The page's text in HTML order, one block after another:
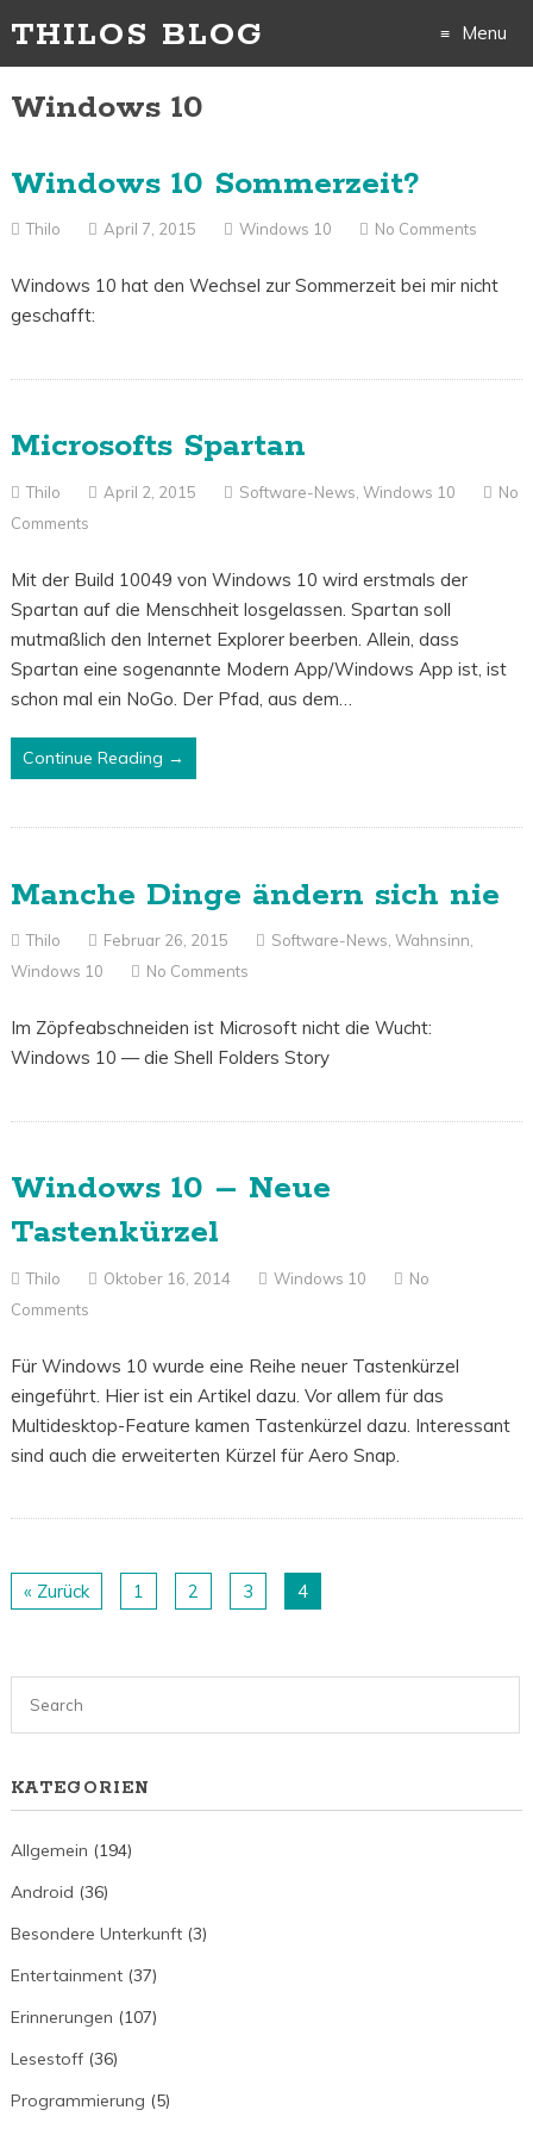
THILOS BLOG Menu
Windows 10
Windows 10 Sommerzeit?
Thilo April 7, 2015 Windows 10 No Comments
Windows 10 hat den Wechsel zur Sommerzeit bei mir nicht
geschafft:
Microsofts Spartan
Thilo April 2, 2015 Software-News Windows 10
No
Comments
Mit der Build 10049 von Windows 10 wird erstmals der
Spartan auf die Menschheit losgelassen. Spartan soll
mutmaßlich den Internet Explorer beerben. Allein, dass
Spartan eine sogenannte Modern App/Windows App ist, ist
schon mal ein NoGo. Der Pfad, aus dem…
Continue Reading →
Manche Dinge ändern sich nie
Thilo Februar 26, 2015 Software-News, Wahnsinn,
Windows 10
No Comments
Im Zöpfeabschneiden ist Microsoft nicht die Wucht:
Windows 10 — die Shell Folders Story
Windows 10 – Neue
Tastenkürzel
Thilo Oktober 16, 2014 Windows 10
No
Comments
Für Windows 10 wurde eine Reihe neuer Tastenkürzel
eingeführt. Hier ist ein Artikel dazu. Vor allem für das
Multidesktop-Feature kamen Tastenkürzel dazu. Interessant
sind auch die erweiterten Kürzel für Aero Snap.
« Zurück 1 2 3 4
KATEGORIEN
Allgemein (194)
Android (36)
Besondere Unterkunft(3)
Entertainment(37)
Erinnerungen (107)
Lesestoff(36)
Programmierung (5)